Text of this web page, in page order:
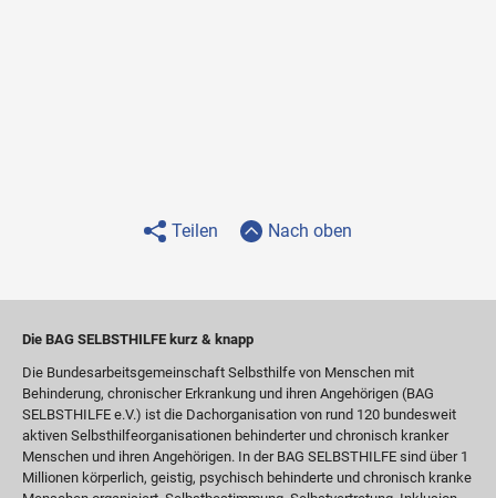
Teilen Nach oben
Die BAG SELBSTHILFE kurz & knapp
Die Bundesarbeitsgemeinschaft Selbsthilfe von Menschen mit
Behinderung, chronischer Erkrankung und ihren Angehörigen (BAG
SELBSTHILFE e.V.) ist die Dachorganisation von rund 120 bundesweit
aktiven Selbsthilfeorganisationen behinderter und chronisch kranker
Menschen und ihren Angehörigen. In der BAG SELBSTHILFE sind über 1
Millionen körperlich, geistig, psychisch behinderte und chronisch kranke